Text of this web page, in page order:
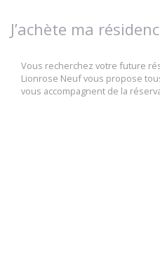
J’achète ma
Vous recherchez votre future
Lionrose Neuf vous propose
vous accompagnent de la